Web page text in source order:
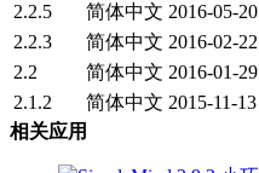
2.2.5
简体中文 2016-05-20
2.2.3
简体中文 2016-02-22
2.2
简体中文 2016-01-29
2.1.2
简体中文 2015-11-13
相关应用